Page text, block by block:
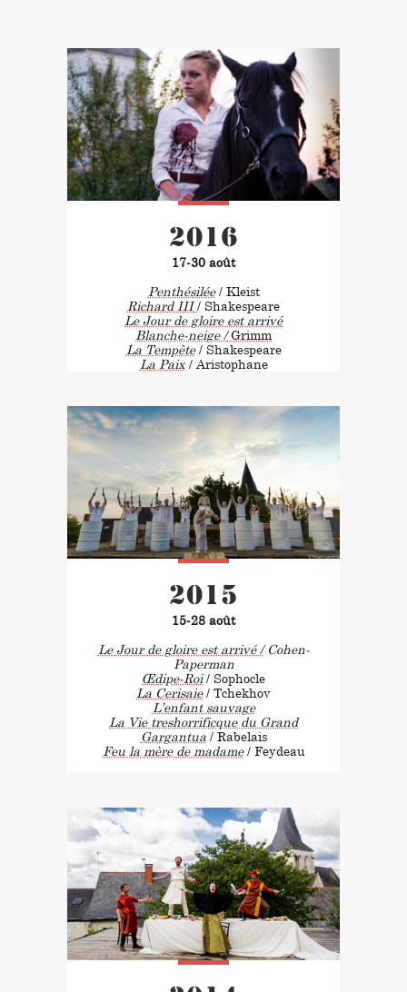
2016
17-30 août
Penthésilée/ Kleist
Richard III / Shakespeare
Le Jour de gloire est arrivé
Blanche-neige /Grimm
La Tempête/ Shakespeare
La Paix/ Aristophane
2015
15-28 août
Le Jour de gloire est arrivé / Cohen-
Paperman
Œdipe-Roi/ Sophocle
La Cerisaie/ Tchekhov
L’enfant sauvage
La Vie treshorrificque du Grand
Gargantua/ Rabelais
Feu la mère de madame/ Feydeau